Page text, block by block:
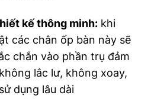
kế thông minh: khi
các chân ốp bàn này sẽ
chắn vào phần trụ đảm
lắc lư, không xoay,
dụng lâu dài